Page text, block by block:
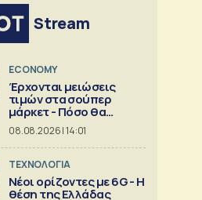
Stream
ECONOMY
Έρχονται μειώσεις
τιμών στα σούπερ
μάρκετ - Πόσο θα
πέσουν
08.08.2026 | 14:01
ΤΕΧΝΟΛΟΓΙΑ
Νέοι ορίζοντες με 6G - Η
θέση της Ελλάδας